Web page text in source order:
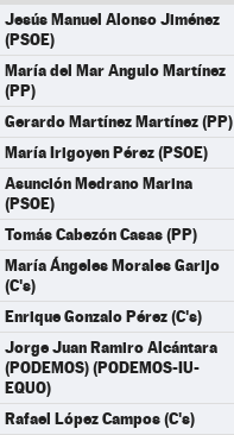
Jesús Manuel Alonso Jiménez
(PSOE)
María del Mar Angulo Martínez
(PP)
Gerardo Martínez Martínez (PP)
María Irigoyen Pérez (PSOE)
Asunción Medrano Marina
(PSOE)
Tomás Cabezón Casas (PP)
María Ángeles Morales Garijo
(C's)
Enrique Gonzalo Pérez (C's)
Jorge Juan Ramiro Alcántara
(PODEMOS) (PODEMOS-IU-
EQUO)
Rafael López Campos (C's)